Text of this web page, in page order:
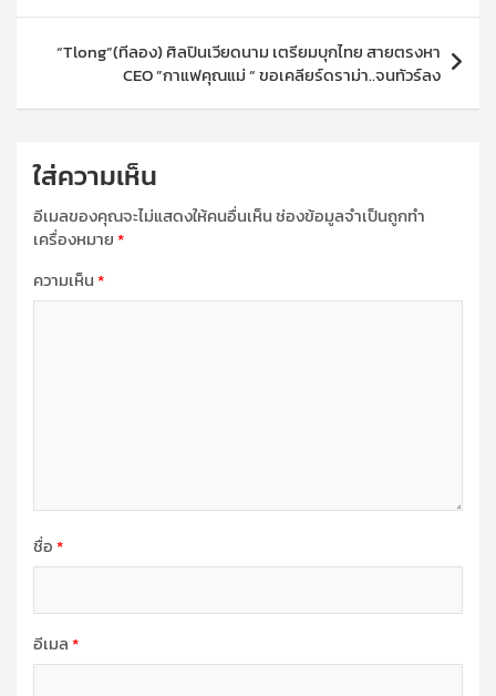
“Tlong”(ทีลอง) ศิลปินเวียดนาม เตรียมบุกไทย สายตรงหา
CEO ”กาแฟคุณแม่ “ ขอเคลียร์ดราม่า..จนทัวร์ลง
ใส่ความเห็น
อีเมลของคุณจะไม่แสดงให้คนอื่นเห็นช่องข้อมูลจำเป็นถูกทำ
เครื่องหมาย*
ความเห็น*
ชื่อ*
อีเมล*